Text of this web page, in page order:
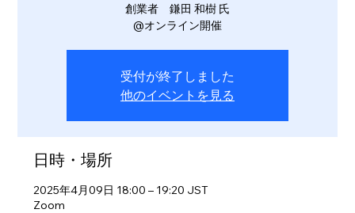
創業者 鎌田 和樹 氏
@オンライン開催
受付が終了しました
他のイベントを見る
日時・場所
2025年4月09日 18:00 – 19:20 JST
Zoom